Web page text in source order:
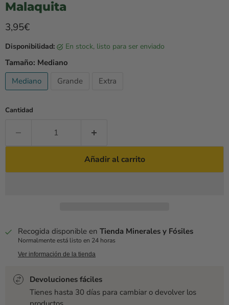
Malaquita
Precio rebajado
3,95€
Disponibilidad: en stock, listo para ser enviado
Tamaño: Mediano
Mediano
Grande Extra
Cantidad
Añadir al carrito
Recogida disponible en Tienda Minerales y Fósiles
Normalmente está listo en 24 horas
Ver información de la tienda
Devoluciones fáciles
Tienes hasta 30 días para cambiar o devolver los